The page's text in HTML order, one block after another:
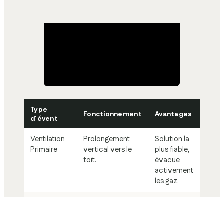
Type
d’évent
Fonctionnement Avantages
Ventilation
Primaire
Prolongement
vertical vers le
toit.
Solution la
plus fiable,
évacue
activement
les gaz.